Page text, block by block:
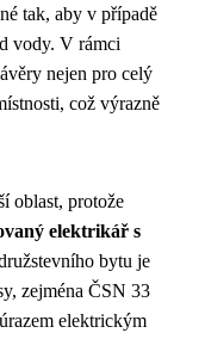
tak, aby v případě
vody. V rámci
nejen pro celý
což výrazně
oblast, protože
elektrikář s
bytu je
zejména ČSN 33
elektrickým